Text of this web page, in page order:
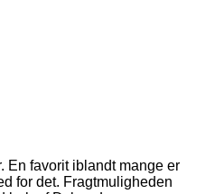
En favorit iblandt mange er
for det. Fragtmuligheden